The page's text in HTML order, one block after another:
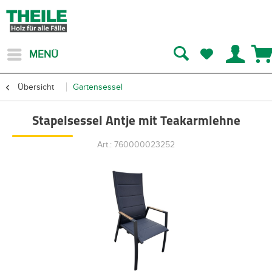
MENÜ
Übersicht Gartensessel
Stapelsessel Antje mit Teakarmlehne
Art.: 760000023252